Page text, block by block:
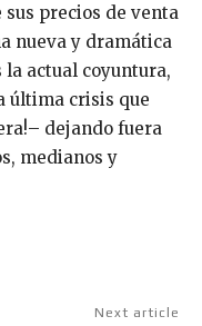
precios de venta
nueva y dramática
actual coyuntura,
última crisis que
dejando fuera
medianos y
Next article